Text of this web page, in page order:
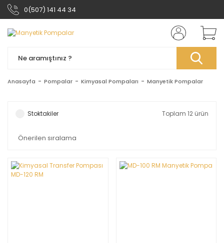
0(507) 141 44 34
Anasayfa Pompalar Kimyasal Pompaları Manyetik Pompalar
Stoktakiler Toplam 12 ürün